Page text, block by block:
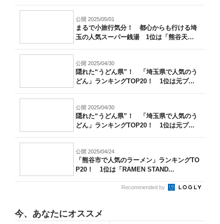
公開 2025/05/01
まるで小旅行気分！ 都心からも行ける埼
玉の人気スーパー銭湯 1位は「熊谷天然
公開 2025/04/30
隠れた“うどん県”！ 「埼玉県で人気のう
どん」ランキングTOP20！ 1位は元プ...
公開 2025/04/30
隠れた“うどん県”！ 「埼玉県で人気のう
どん」ランキングTOP20！ 1位は元プ...
公開 2025/04/24
「熊谷市で人気のラーメン」ランキングTO
P20！ 1位は「RAMEN STAND...
Recommended by
今、あなたにオススメ